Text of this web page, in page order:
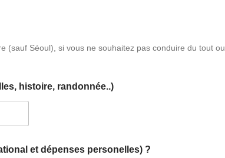
(sauf Séoul), si vous ne souhaitez pas conduire du tout ou
histoire, randonnée..)
et dépenses personelles) ?